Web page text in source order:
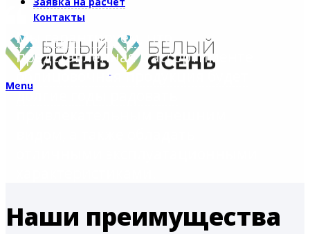
Контакты
Menu
Мы гарантируем
, что
представленная в ассортименте
облицовочная продукция будет
долгие годы радовать
Наши преимущества